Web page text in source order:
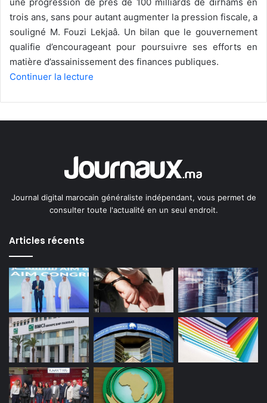
trois ans, sans pour autant augmenter la pression fiscale, a
souligné M. Fouzi Lekjaâ. Un bilan que le gouvernement
qualifie d’encourageant pour poursuivre ses efforts en
matière d’assainissement des finances publiques.
Continuer la lecture
Journal digital marocain généraliste indépendant, vous permet de
consulter toute l'actualité en un seul endroit.
Articles récents